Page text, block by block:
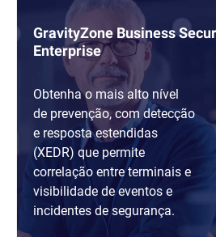
GravityZone Business
Enterprise
Obtenha o mais alto nível
de prevenção, com detecção
e resposta estendidas
(XEDR) que permite
correlação entre terminais e
visibilidade de eventos e
incidentes de segurança.